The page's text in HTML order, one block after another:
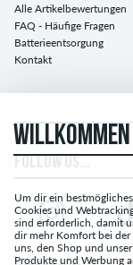
Alle Artikelbewertungen
FAQ - Häufige Fragen
Batterieentsorgung
Kontakt
WILLKOMMEN
Um dir ein
Cookies und
sind erforderlich, damit
dir mehr Komfort bei
uns, den Shop und
Produkte und Werbung